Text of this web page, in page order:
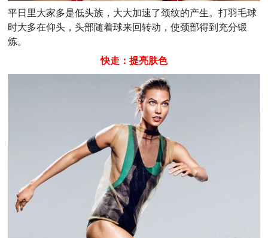
平日里大家多是低头族，大大加速了颈纹的产生。打羽毛球
时大多在仰头，头部随着球来回转动，使颈部得到充分锻
炼。
快走：提亮肤色